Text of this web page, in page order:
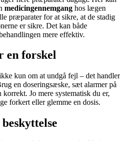
medicingennemgang hos lægen
præparater for at sikre, at de stadig
er sikre. Det kan både
mere effektiv.
en forskel
kun om at undgå fejl – det handler
en doseringsæske, sæt alarmer på
Jo mere systematisk du er,
forkert eller glemme en dosis.